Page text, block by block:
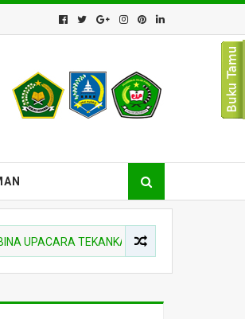
TEKANKAN NIAT BELAJAR DAN